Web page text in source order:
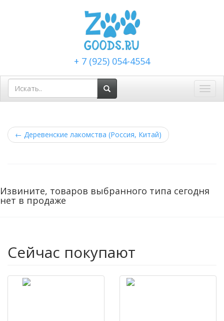
+ 7 (925) 054-4554
← Деревенские лакомства (Россия, Китай)
Извините, товаров выбранного типа сегодня
нет в продаже
Сейчас покупают